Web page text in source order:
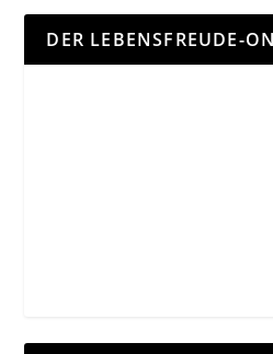
DER LEBENSFREUDE-